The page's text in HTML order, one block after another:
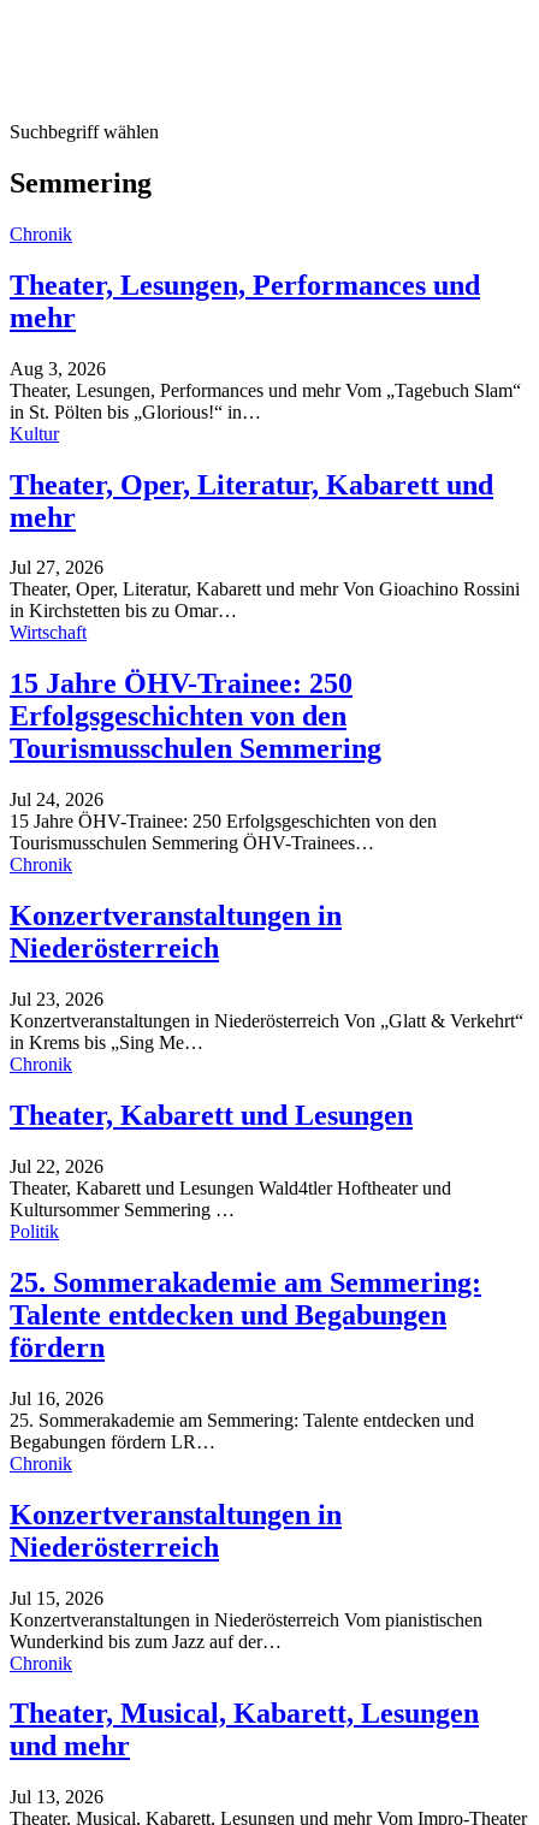
Suchbegriff wählen
Semmering
Chronik
Theater, Lesungen, Performances und
mehr
Aug 3, 2026
Theater, Lesungen, Performances und mehrVom „Tagebuch Slam“
in St. Pölten bis „Glorious!“ in…
Kultur
Theater, Oper, Literatur, Kabarett und
mehr
Jul 27, 2026
Theater, Oper, Literatur, Kabarett und mehrVon Gioachino Rossini
in Kirchstetten bis zu Omar…
Wirtschaft
15 Jahre ÖHV-Trainee: 250
Erfolgsgeschichten von den
Tourismusschulen Semmering
Jul 24, 2026
15 Jahre ÖHV-Trainee: 250 Erfolgsgeschichten von den
Tourismusschulen Semmering ÖHV-Trainees…
Chronik
Konzertveranstaltungen in
Niederösterreich
Jul 23, 2026
Konzertveranstaltungen in Niederösterreich Von „Glatt & Verkehrt“
in Krems bis „Sing Me…
Chronik
Theater, Kabarett und Lesungen
Jul 22, 2026
Theater, Kabarett und Lesungen Wald4tler Hoftheater und
Kultursommer Semmering …
Politik
25. Sommerakademie am Semmering:
Talente entdecken und Begabungen
fördern
Jul 16, 2026
25. Sommerakademie am Semmering: Talente entdecken und
Begabungen fördern LR…
Chronik
Konzertveranstaltungen in
Niederösterreich
Jul 15, 2026
Konzertveranstaltungen in Niederösterreich Vom pianistischen
Wunderkind bis zum Jazz auf der…
Chronik
Theater, Musical, Kabarett, Lesungen
und mehr
Jul 13, 2026
Theater, Musical, Kabarett, Lesungen und mehrVom Impro-Theater